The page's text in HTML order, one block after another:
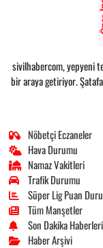
sivilhabercom, yepyeni
bir araya getiriyor.
Nöbetçi Eczaneler
Hava Durumu
Namaz Vakitleri
Trafik Durumu
Süper Lig Puan
Tüm Manşetler
Son Dakika Haberleri
Haber Arşivi